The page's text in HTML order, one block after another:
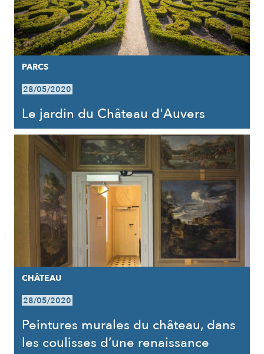
PARCS
28/05/2020
Le jardin du Château d'Auvers
CHÂTEAU
28/05/2020
Peintures murales du château, dans
les coulisses d’une renaissance